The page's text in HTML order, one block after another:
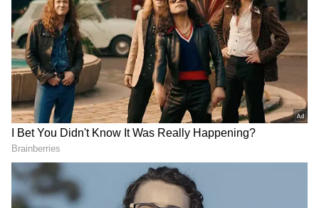
గూగుల్‌లో ఆసక్తికరమైన సమాచారం కోసం ఏసియానెట్ తెలుగు
ను మీ ఫ్రిఫర్డ్ సోర్స్ గా ఎంచుకోండి